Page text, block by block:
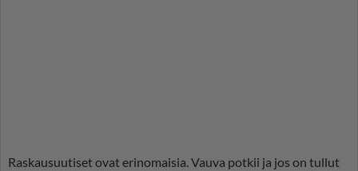
Raskausuutiset ovat erinomaisia. Vauva potkii ja jos on tullut